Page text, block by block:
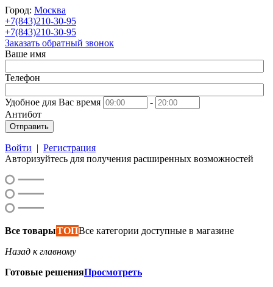
Город: Москва
+7(843)210-30-95
+7(843)210-30-95
Заказать обратный звонок
Ваше имя
Телефон
Удобное для Вас время
-
Антибот
Отправить
Войти | Регистрация
Авторизуйтесь для получения расширенных возможностей
Все товарыТОПВсе категории доступные в магазине
Назад к главному
Готовые решенияПросмотреть